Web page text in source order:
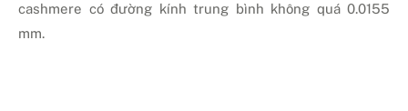
cashmere có đường kính trung bình không quá 0.0155
mm.